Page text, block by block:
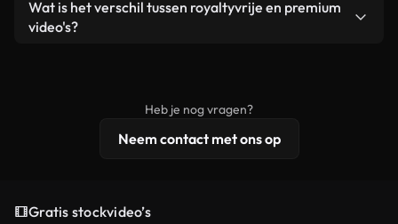
een losstaand product.
remixen. Zorg er wel voor dat het eindproduct
Wat is het verschil tussen royaltyvrije en premium
video's?
licentiebescherming omvat.
Heb je nog vragen?
Neem contact met ons op
Gratis stockvideo’s